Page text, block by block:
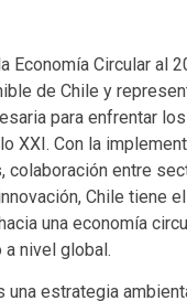
Economía Circular al
de Chile y
para enfrentar
XXI. Con la
colaboración entre
Chile tiene
una economía
a nivel global.
una estrategia